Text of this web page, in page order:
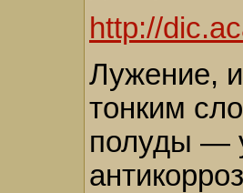
http://
Лужение,
тонким
полуды —